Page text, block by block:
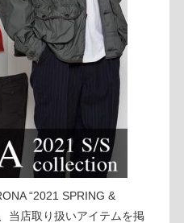
“2021 SPRING &
当店取り扱いアイテムを掲